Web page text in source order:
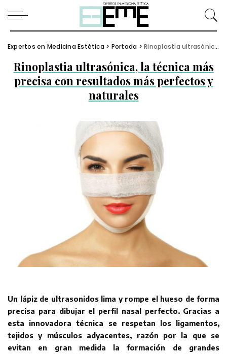
Expertos en Medicina Estética > Portada >Rinoplastia ultrasónica, la técnica más precisa con resultados más perfectos y naturales
Rinoplastia ultrasónica, la técnica más
precisa con resultados más perfectos y
naturales
Un lápiz de ultrasonidos lima y rompe el hueso de forma
precisa para dibujar el perfil nasal perfecto. Gracias a
esta innovadora técnica se respetan los ligamentos,
tejidos y músculos adyacentes, razón por la que se
evitan en gran medida la formación de grandes